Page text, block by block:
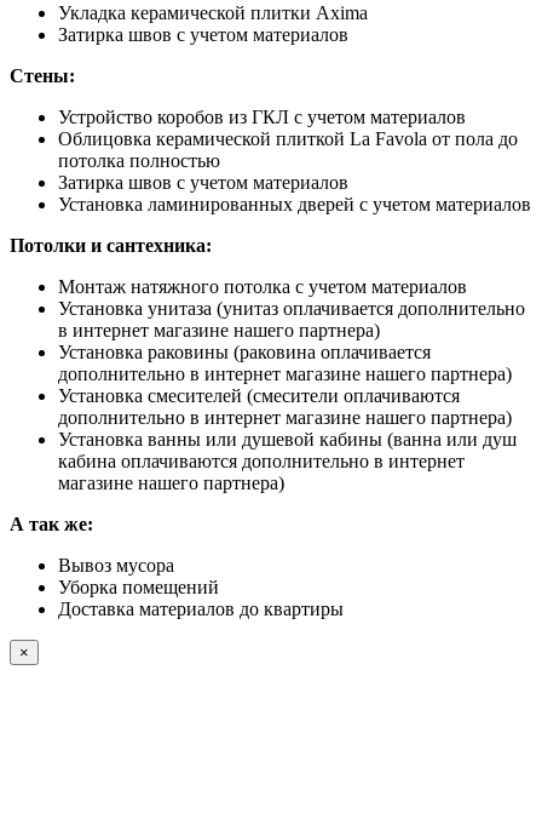
Укладка керамической плитки Axima
Затирка швов с учетом материалов
Стены:
Устройство коробов из ГКЛ с учетом материалов
Облицовка керамической плиткой La Favola от пола до
потолка полностью
Затирка швов с учетом материалов
Установка ламинированных дверей с учетом материалов
Потолки и сантехника:
Монтаж натяжного потолка с учетом материалов
Установка унитаза (унитаз оплачивается дополнительно
в интернет магазине нашего партнера)
Установка раковины (раковина оплачивается
дополнительно в интернет магазине нашего партнера)
Установка смесителей (смесители оплачиваются
дополнительно в интернет магазине нашего партнера)
Установка ванны или душевой кабины (ванна или душ
кабина оплачиваются дополнительно в интернет
магазине нашего партнера)
А так же:
Вывоз мусора
Уборка помещений
Доставка материалов до квартиры
×